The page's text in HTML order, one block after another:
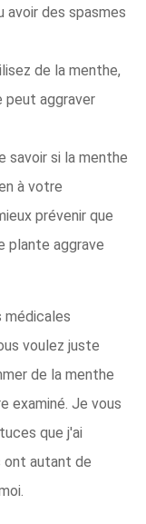
avoir des spasmes
de la menthe,
peut aggraver
savoir si la menthe
à votre
prévenir que
plante aggrave
médicales
voulez juste
de la menthe
examiné. Je vous
que j'ai
ont autant de